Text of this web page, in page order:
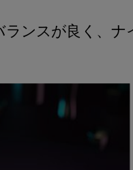
ンスが良く、ナ